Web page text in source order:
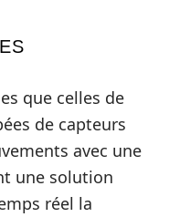
que celles de
de capteurs
avec une
une solution
réel la